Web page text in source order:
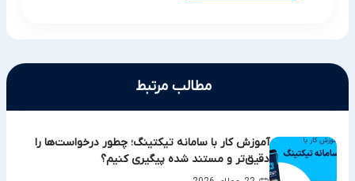
مطالب مرتبط
آموزش کار با سامانه تیکتینگ؛ چطور درخواست‌ها را
دقیق‌تر و مستند شده پیگیری کنیم؟